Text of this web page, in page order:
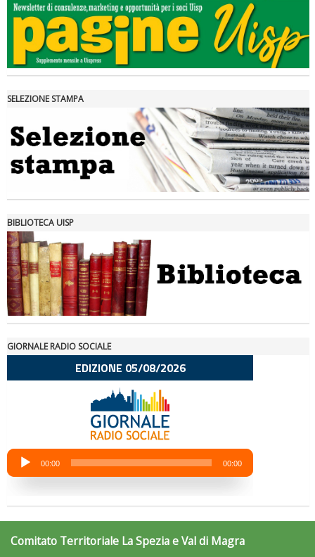
Ddl Lobby, Uisp: “Il Parlamento valorizzi le nostre specificità"
La formazione Uisp rallenta ma prosegue anche in estate
Tiziano Pesce nel Cda di Fondazione Terzjus: prima riunione a
SELEZIONE STAMPA
BIBLIOTECA UISP
GIORNALE RADIO SOCIALE
Comitato Territoriale La Spezia e Val di Magra